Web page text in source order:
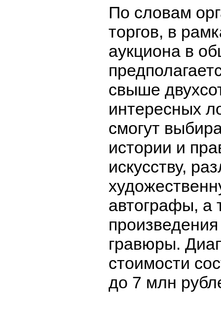
По словам
торгов, в
аукциона в
свыше
интересных
смогут
истории и
искусству,
автографы, а
гравюры.
стоимости
до 7 млн